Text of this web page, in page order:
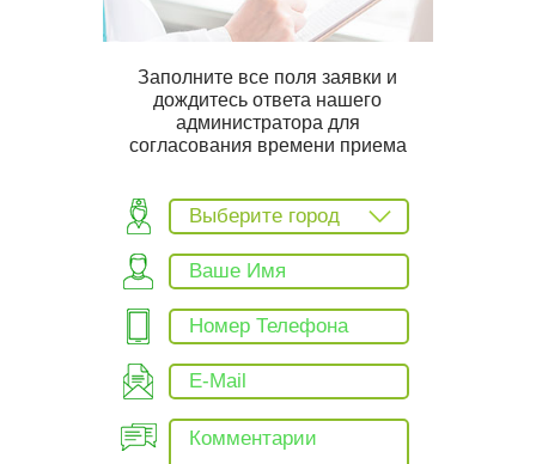
Заполните все поля заявки и
дождитесь ответа нашего
администратора для
согласования времени приема
Выберите город